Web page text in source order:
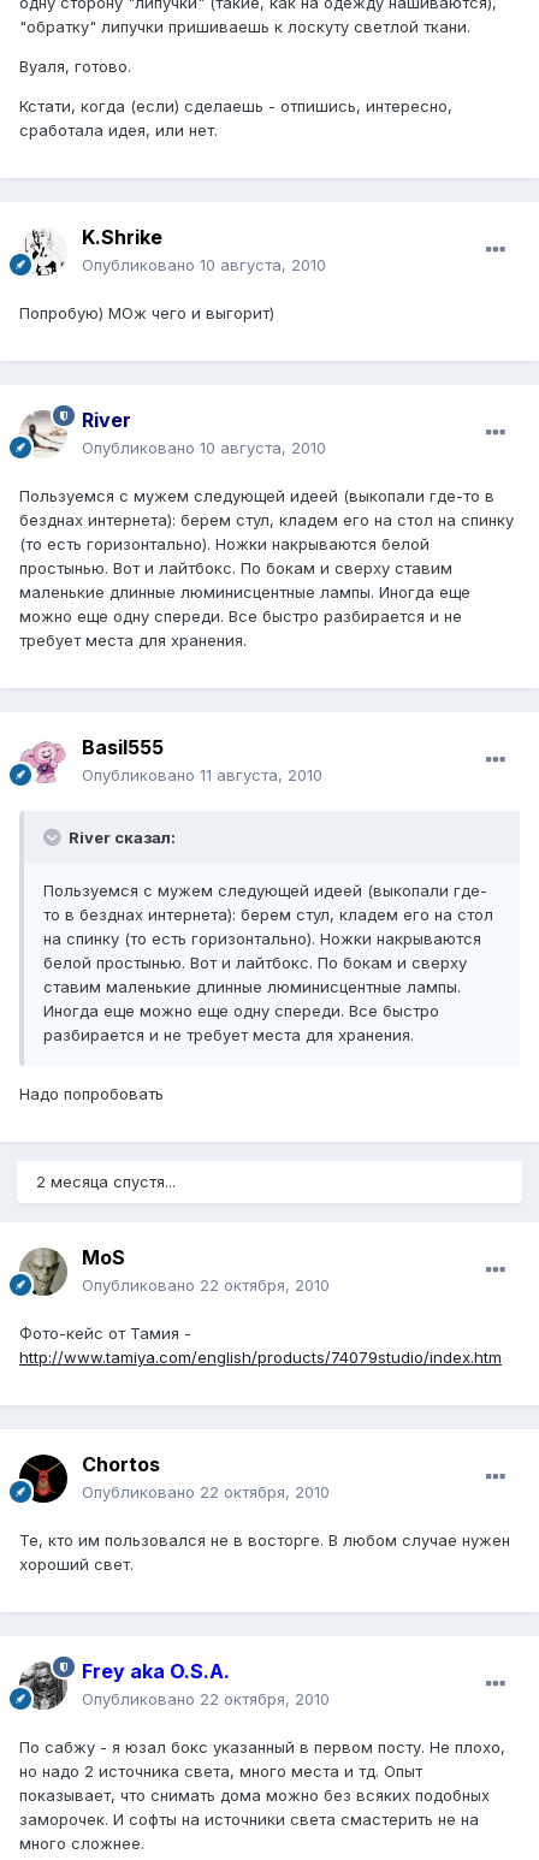
"обратку" липучки пришиваешь к лоскуту светлой ткани.
Вуаля, готово.
Кстати, когда (если) сделаешь - отпишись, интересно,
сработала идея, или нет.
K.Shrike
Опубликовано 10 августа, 2010
Попробую) МОж чего и выгорит)
River
Опубликовано 10 августа, 2010
Пользуемся с мужем следующей идеей (выкопали где-то в
безднах интернета): берем стул, кладем его на стол на спинку
(то есть горизонтально). Ножки накрываются белой
простынью. Вот и лайтбокс. По бокам и сверху ставим
маленькие длинные люминисцентные лампы. Иногда еще
можно еще одну спереди. Все быстро разбирается и не
требует места для хранения.
Basil555
Опубликовано 11 августа, 2010
River сказал:
Пользуемся с мужем следующей идеей (выкопали где-
то в безднах интернета): берем стул, кладем его на стол
на спинку (то есть горизонтально). Ножки накрываются
белой простынью. Вот и лайтбокс. По бокам и сверху
ставим маленькие длинные люминисцентные лампы.
Иногда еще можно еще одну спереди. Все быстро
разбирается и не требует места для хранения.
Надо попробовать
2 месяца спустя...
MoS
Опубликовано 22 октября, 2010
Фото-кейс от Тамия -
http://www.tamiya.com/english/products/74079studio/index.htm
Chortos
Опубликовано 22 октября, 2010
Те, кто им пользовался не в восторге. В любом случае нужен
хороший свет.
Frey aka O.S.A.
Опубликовано 22 октября, 2010
По сабжу - я юзал бокс указанный в первом посту. Не плохо,
но надо 2 источника света, много места и тд. Опыт
показывает, что снимать дома можно без всяких подобных
заморочек. И софты на источники света смастерить не на
много сложнее.